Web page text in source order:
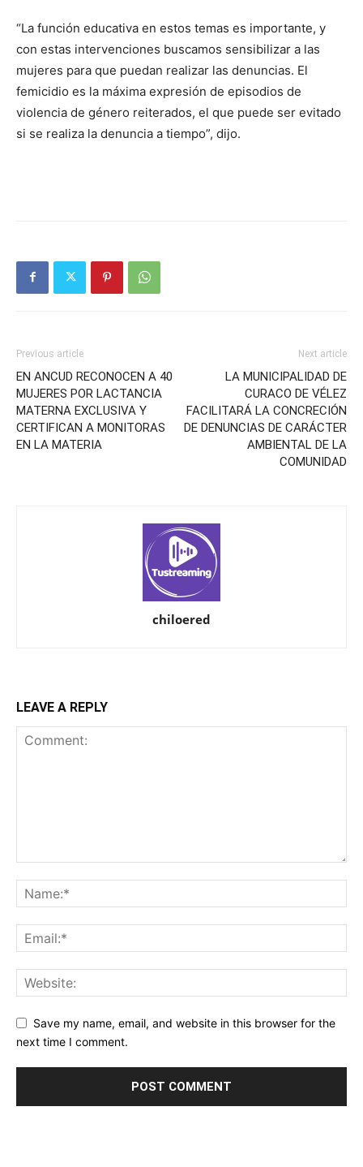
“La función educativa en estos temas es importante, y
con estas intervenciones buscamos sensibilizar a las
mujeres para que puedan realizar las denuncias. El
femicidio es la máxima expresión de episodios de
violencia de género reiterados, el que puede ser evitado
si se realiza la denuncia a tiempo”, dijo.
Previous article
EN ANCUD RECONOCEN A 40
MUJERES POR LACTANCIA
MATERNA EXCLUSIVA Y
CERTIFICAN A MONITORAS
EN LA MATERIA
Next article
LA MUNICIPALIDAD DE
CURACO DE VÉLEZ
FACILITARÁ LA CONCRECIÓN
DE DENUNCIAS DE CARÁCTER
AMBIENTAL DE LA
COMUNIDAD
chiloered
LEAVE A REPLY
Save my name, email, and website in this browser for the
next time I comment.